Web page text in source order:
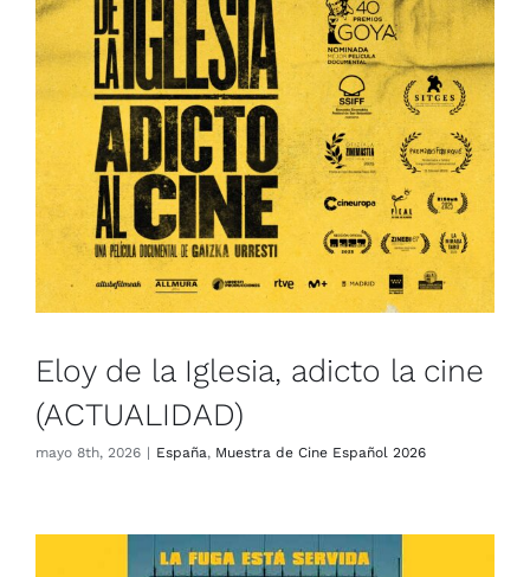
España Muestra de Cine Español 2026
Eloy de la Iglesia, adicto la cine
(ACTUALIDAD)
mayo 8th, 2026 | España, Muestra de Cine Español 2026